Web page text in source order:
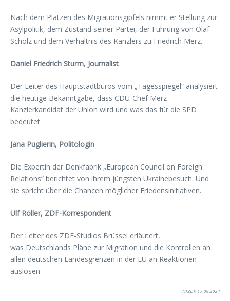
Nach dem Platzen des Migrationsgipfels nimmt er Stellung zur
Asylpolitik, dem Zustand seiner Partei, der Führung von Olaf
Scholz und dem Verhältnis des Kanzlers zu Friedrich Merz.
Daniel Friedrich Sturm, Journalist
Der Leiter des Hauptstadtbüros vom „Tagesspiegel“ analysiert
die heutige Bekanntgabe, dass CDU-Chef Merz
Kanzlerkandidat der Union wird und was das für die SPD
bedeutet.
Jana Puglierin, Politologin
Die Expertin der Denkfabrik „European Council on Foreign
Relations“ berichtet von ihrem jüngsten Ukrainebesuch. Und
sie spricht über die Chancen möglicher Friedensinitiativen.
Ulf Röller, ZDF-Korrespondent
Der Leiter des ZDF-Studios Brüssel erläutert,
was Deutschlands Pläne zur Migration und die Kontrollen an
allen deutschen Landesgrenzen in der EU an Reaktionen
auslösen.
(c) ZDF, 17.09.2024